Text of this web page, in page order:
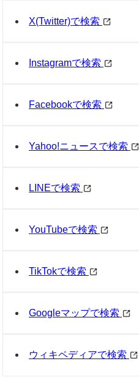
X(Twitter)で検索
Instagramで検索
Facebookで検索
Yahoo!ニュースで検索
LINEで検索
YouTubeで検索
TikTokで検索
Googleマップで検索
ウィキペディアで検索